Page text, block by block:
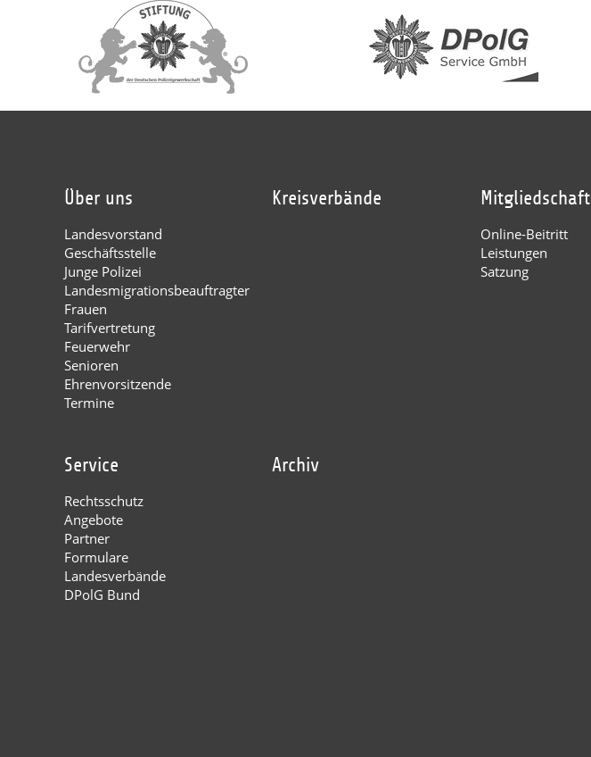
Über uns
Landesvorstand
Geschäftsstelle
Junge Polizei
Landesmigrationsbeauftragter
Frauen
Tarifvertretung
Feuerwehr
Senioren
Ehrenvorsitzende
Termine
Kreisverbände Mitgliedschaft
Online-Beitritt
Leistungen
Satzung
Service
Rechtsschutz
Angebote
Partner
Formulare
Landesverbände
DPolG Bund
Archiv